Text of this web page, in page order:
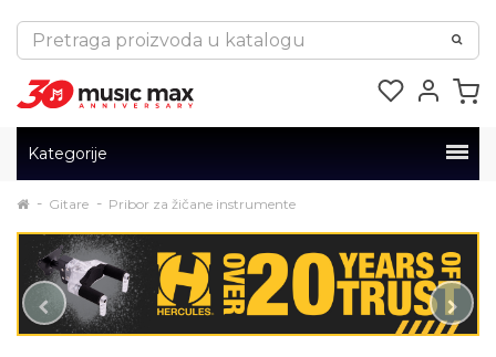
Kategorije
Gitare Pribor za žičane instrumente